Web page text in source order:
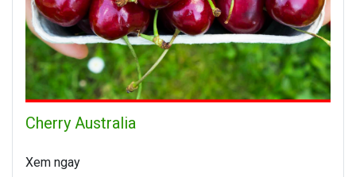
Cherry Australia
Xem ngay